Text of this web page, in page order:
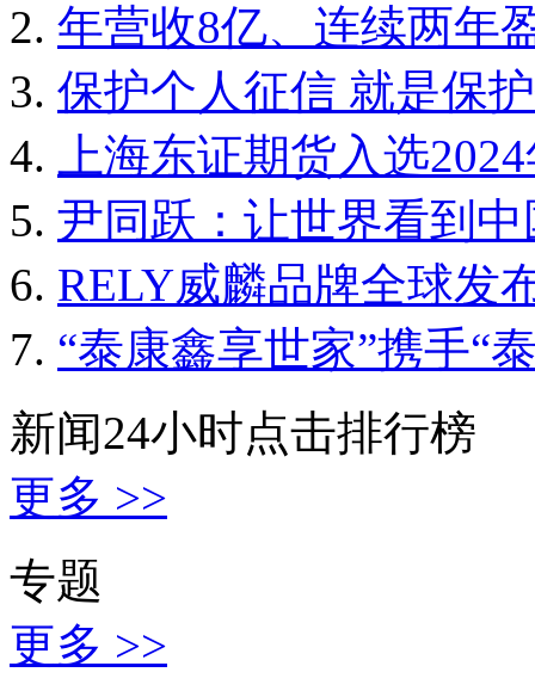
年营收8亿、连续两年
保护个人征信 就是保
上海东证期货入选
尹同跃：让世界看到
RELY威麟品牌全球发
“泰康鑫享世家”携手“
新闻24小时点击排行榜
更多 >>
专题
更多 >>